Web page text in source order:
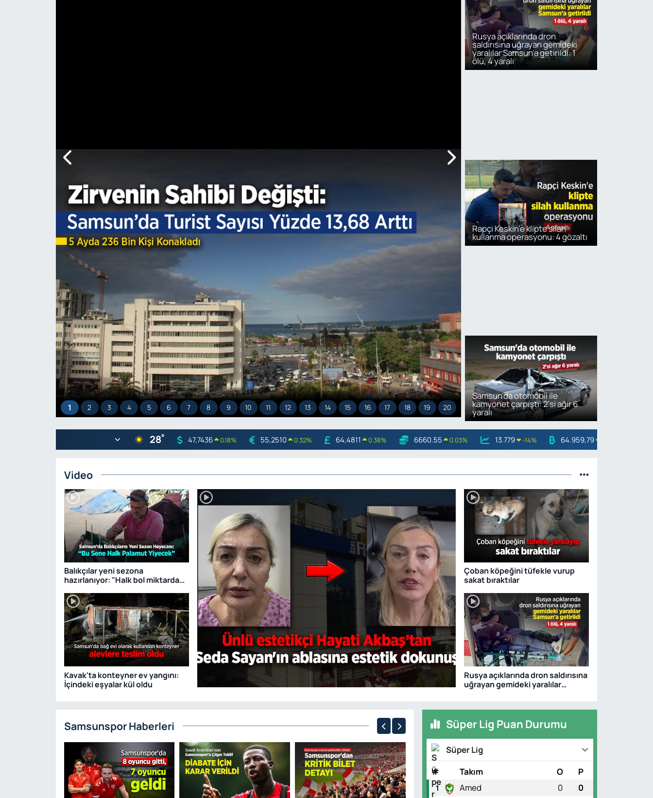
1 2 3 4 5 6 7 8 9 10 11 12 13 14 15 16 17 18 19 20
Rusya açıklarında dron
saldırısına uğrayan gemideki
yaralılar Samsun’a getirildi: 1
ölü, 4 yaralı
Rapçi Keskin'e klipte silah
kullanma operasyonu: 4 gözaltı
Samsun'da otomobil ile
kamyonet çarpıştı: 2'si ağır 6
yaralı
28° 47,7436 0.18% 55,2510 0.32% 64,4811 0.38% 6660.55 0.03% 13.779 -14% 64.959,79
Video
Balıkçılar yeni sezona
hazırlanıyor: "Halk bol miktarda
Kavak'ta konteyner ev yangını:
İçindeki eşyalar kül oldu
Çoban köpeğini tüfekle vurup
sakat bıraktılar
Rusya açıklarında dron saldırısına
uğrayan gemideki yaralılar
Samsunspor Haberleri
SAMSUNSPOR
Samsunspor - Kasımpaşa
Maçı Ne Zaman, Saat Kaçta?
Süper Lig Puan Durumu
Süper Lig
#
Takım O P
1 Amed 0 0